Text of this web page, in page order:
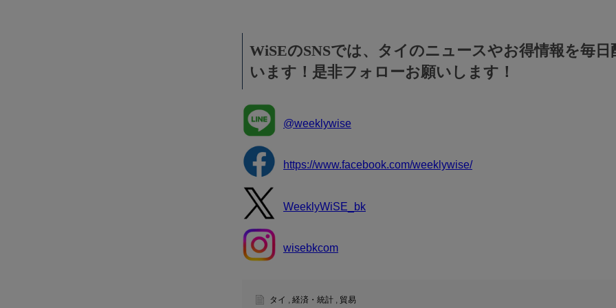
WiSEのSNSでは、タイのニュースやお得情報を毎日
います！是非フォローお願いします！
@weeklywise
https://www.facebook.com/weeklywise/
WeeklyWiSE_bk
wisebkcom
タイ , 経済・統計 , 貿易